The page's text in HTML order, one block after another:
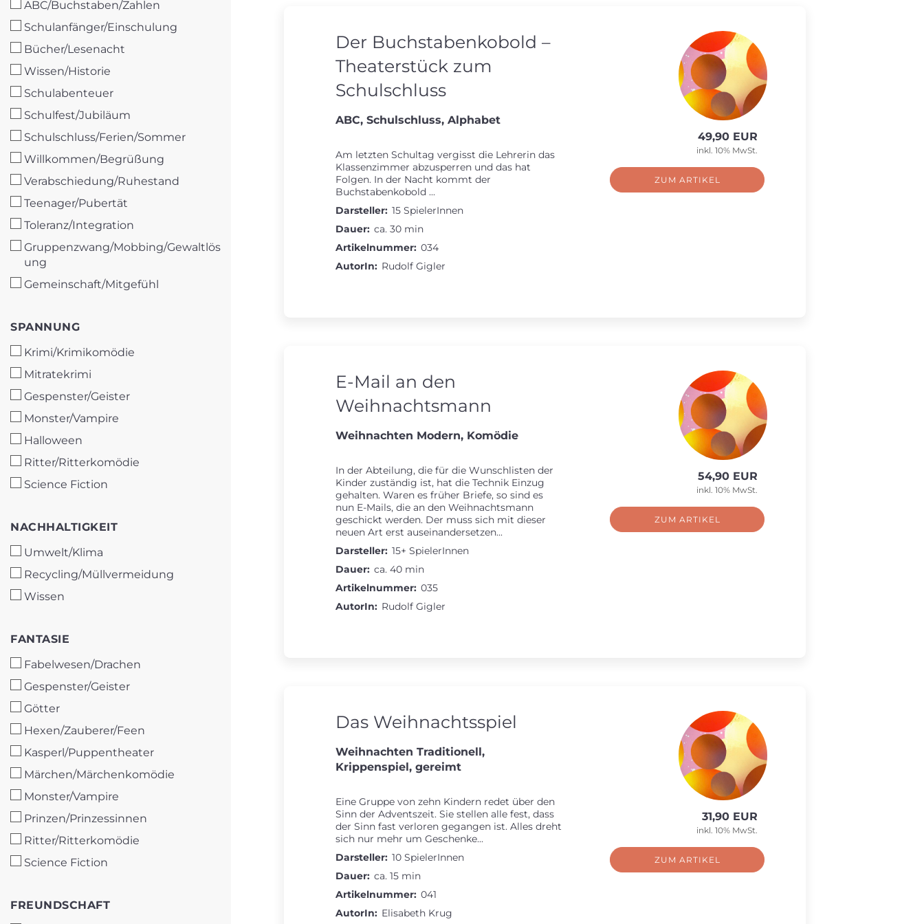
ABC/Buchstaben/Zahlen
Schulanfänger/Einschulung
Bücher/Lesenacht
Wissen/Historie
Schulabenteuer
Schulfest/Jubiläum
Schulschluss/Ferien/Sommer
Willkommen/Begrüßung
Verabschiedung/Ruhestand
Teenager/Pubertät
Toleranz/Integration
Gruppenzwang/Mobbing/Gewaltlös
ung
Gemeinschaft/Mitgefühl
SPANNUNG
SPANNUNG
Krimi/Krimikomödie
Mitratekrimi
Gespenster/Geister
Monster/Vampire
Halloween
Ritter/Ritterkomödie
Science Fiction
NACHHALTIGKEIT
NACHHALTIGKEIT
Umwelt/Klima
Recycling/Müllvermeidung
Wissen
FANTASIE
FANTASIE
Fabelwesen/Drachen
Gespenster/Geister
Götter
Hexen/Zauberer/Feen
Kasperl/Puppentheater
Märchen/Märchenkomödie
Monster/Vampire
Prinzen/Prinzessinnen
Ritter/Ritterkomödie
Science Fiction
FREUNDSCHAFT
FREUNDSCHAFT
Der Buchstabenkobold –
Theaterstück zum
Schulschluss
ABC, Schulschluss, Alphabet
Am letzten Schultag vergisst die Lehrerin das
Klassenzimmer abzusperren und das hat
Folgen. In der Nacht kommt der
Buchstabenkobold ...
Darsteller: 15 SpielerInnen
Dauer: ca. 30 min
Artikelnummer: 034
AutorIn: Rudolf Gigler
49,90 EUR
inkl. 10% MwSt.
ZUM ARTIKEL
E-Mail an den
Weihnachtsmann
Weihnachten Modern, Komödie
In der Abteilung, die für die Wunschlisten der
Kinder zuständig ist, hat die Technik Einzug
gehalten. Waren es früher Briefe, so sind es
nun E-Mails, die an den Weihnachtsmann
geschickt werden. Der muss sich mit dieser
neuen Art erst auseinandersetzen...
Darsteller: 15+ SpielerInnen
Dauer: ca. 40 min
Artikelnummer: 035
AutorIn: Rudolf Gigler
54,90 EUR
inkl. 10% MwSt.
ZUM ARTIKEL
Das Weihnachtsspiel
Weihnachten Traditionell,
Krippenspiel, gereimt
Eine Gruppe von zehn Kindern redet über den
Sinn der Adventszeit. Sie stellen alle fest, dass
der Sinn fast verloren gegangen ist. Alles dreht
sich nur mehr um Geschenke...
Darsteller: 10 SpielerInnen
Dauer: ca. 15 min
Artikelnummer: 041
AutorIn: Elisabeth Krug
31,90 EUR
inkl. 10% MwSt.
ZUM ARTIKEL